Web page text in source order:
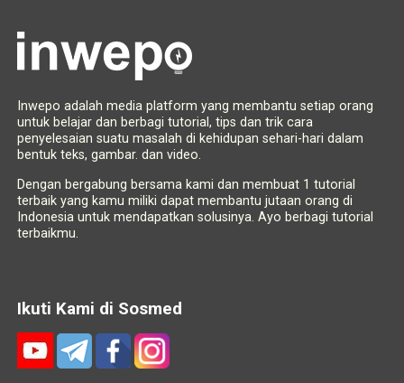
Inwepo adalah media platform yang membantu setiap orang
untuk belajar dan berbagi tutorial, tips dan trik cara
penyelesaian suatu masalah di kehidupan sehari-hari dalam
bentuk teks, gambar. dan video.
Dengan bergabung bersama kami dan membuat 1 tutorial
terbaik yang kamu miliki dapat membantu jutaan orang di
Indonesia untuk mendapatkan solusinya. Ayo berbagi tutorial
terbaikmu.
Ikuti Kami di Sosmed